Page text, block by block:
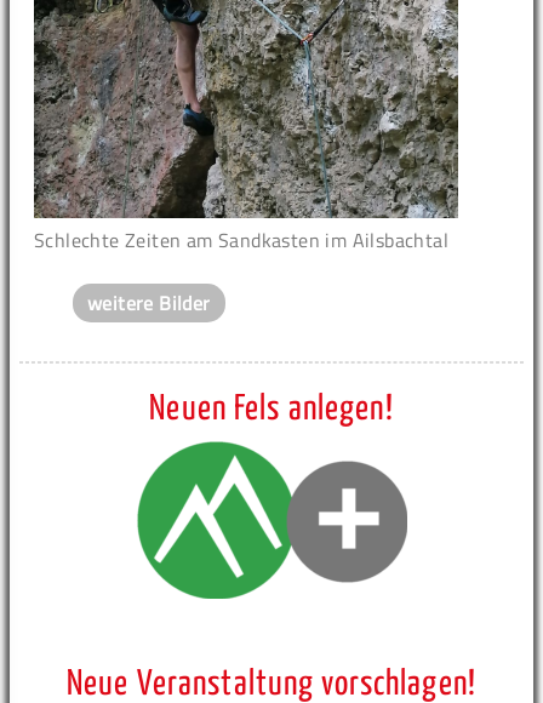
Schlechte Zeiten am Sandkasten im Ailsbachtal
weitere Bilder
Neuen Fels anlegen!
Neue Veranstaltung vorschlagen!